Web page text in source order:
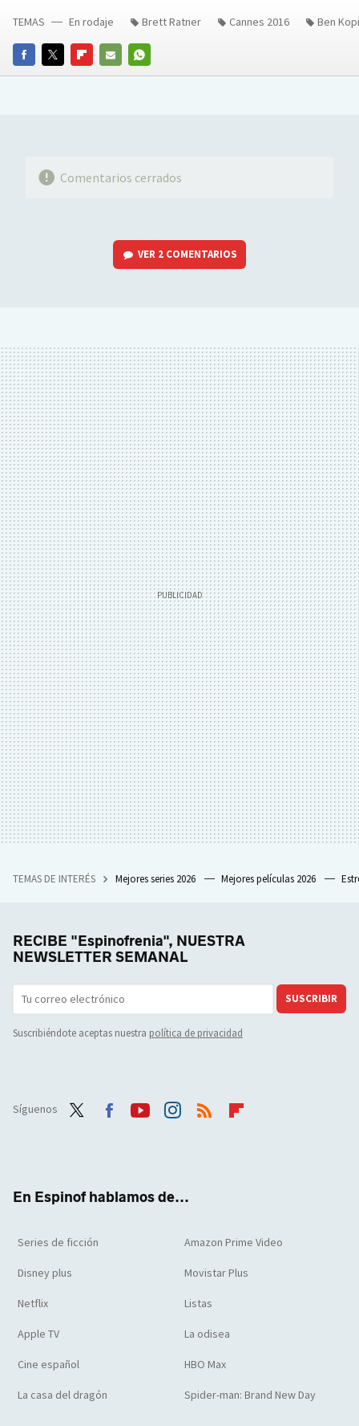
FACEBOOKTWITTERFLIPBOARD
E-
WHATSAPP
TEMAS En rodaje Brett Ratner Cannes 2016 Ben
Comentarios cerrados
VER 2 COMENTARIOS
TEMAS DE INTERÉS Mejores series 2026 Mejores películas 2026
RECIBE "Espinofrenia", NUESTRA
NEWSLETTER SEMANAL
SUSCRIBIR
Suscribiéndote aceptas nuestra política de privacidad
Síguenos
En Espinof hablamos de...
Series de ficción Amazon Prime Video
Disney plus Movistar Plus
Netflix Listas
Apple TV La odisea
Cine español HBO Max
La casa del dragón Spider-man: Brand New Day